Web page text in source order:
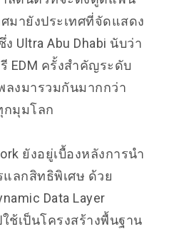
มายังประเทศที่จัดแสดง
Ultra Abu Dhabi นับว่า
EDM ครั้งสำคัญระดับ
งมารวมกันมากกว่า
กมุมโลก
ยังอยู่เบื้องหลังการนำ
แลกสิทธิพิเศษ ด้วย
Data Layer
ช้เป็นโครงสร้างพื้นฐาน